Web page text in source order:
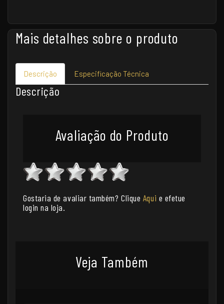
Mais detalhes sobre o produto
Descrição Especificação Técnica
Descrição
Avaliação do Produto
Gostaria de avaliar também? Clique Aqui e efetue
login na loja.
Veja Também